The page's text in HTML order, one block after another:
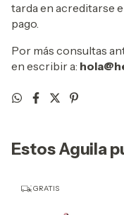
tarda en acreditarse
pago.
Por más consultas
en escribir a:
Estos Aguila
GRATIS